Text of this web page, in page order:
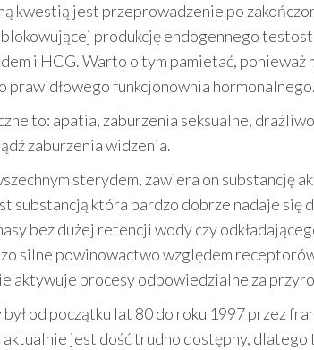
kwestią jest przeprowadzenie po
produkcję endogennego
i HCG. Warto o tym pamietać, ponieważ
prawidłowego funkcjonownia hormonalnego.
to: apatia, zaburzenia seksualne,
zaburzenia widzenia.
sterydem, zawiera on substancję
substancją która bardzo dobrze nadaje się
bez dużej retencji wody czy
silne powinowactwo względem
aktywuje procesy odpowiedzialne za
od początku lat 80 do roku 1997 przez
jest dość trudno dostępny, dlatego